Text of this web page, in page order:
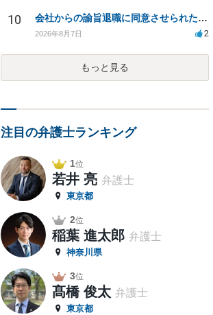
10 会社からの諭旨退職に同意させられたのが正当か不当な処分かどうか教えてほしい
2026年8月7日 2
もっと見る
注目の弁護士ランキング
1位
若井 亮 弁護士
東京都
2位
稲葉 進太郎 弁護士
神奈川県
3位
髙橋 俊太 弁護士
東京都